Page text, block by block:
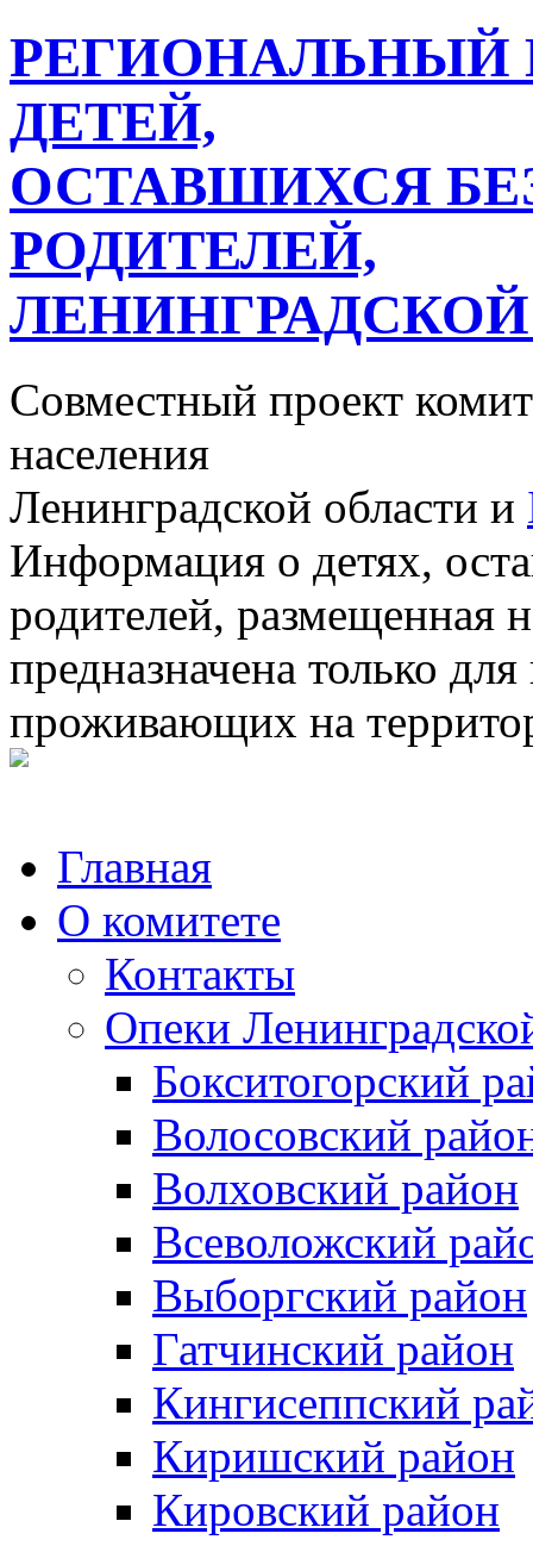
РЕГИОНАЛЬНЫЙ
ДЕТЕЙ,
ОСТАВШИХСЯ
РОДИТЕЛЕЙ,
Совместный проект
населения
Ленинградской области и
Информация о детях,
родителей, размещенная
предназначена только
проживающих на
Главная
О комитете
Контакты
Опеки
Бокситогорский
Волосовский
Волховский район
Всеволожский
Выборгский район
Гатчинский район
Кингисеппский
Киришский район
Кировский район